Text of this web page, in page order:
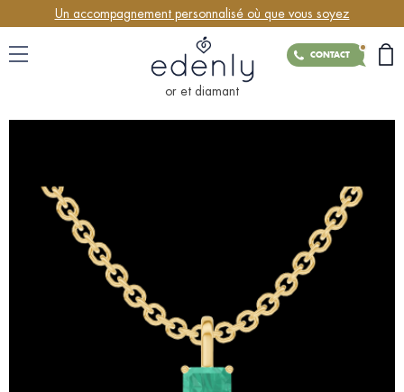
Un accompagnement personnalisé où que vous soyez
CONTACT
or et diamant